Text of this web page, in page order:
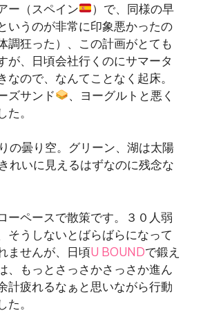
ー（スペイン
）で、同様の早
いうのが非常に印象悪かったの
調狂った）、この計画がとても
が、日頃会社行くのにサマータ
なので、なんてことなく起床。
ズサンド
、ヨーグルトと悪く
。
の曇り空。グリーン、湖は太陽
れいに見えるはずなのに残念な
ーペースで散策です。３０人弱
そうしないとばらばらになって
ませんが、日頃U BOUNDで鍛え
、もっとさっさかさっさか進ん
計疲れるなぁと思いながら行動
。